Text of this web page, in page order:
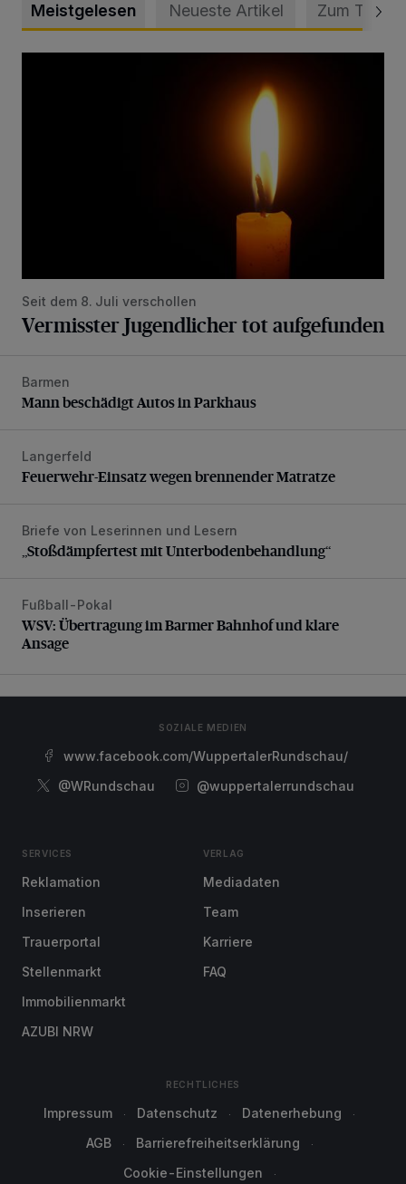
Meistgelesen Neueste Artikel Zum Thema
Seit dem 8. Juli verschollen
Vermisster Jugendlicher tot aufgefunden
Mann beschädigt Autos in Parkhaus
Barmen
Mann beschädigt Autos in Parkhaus
Feuerwehr-Einsatz wegen brennender Matratze
Langerfeld
Feuerwehr-Einsatz wegen brennender Matratze
„Stoßdämpfertest mit Unterbodenbehandlung“
Briefe von Leserinnen und Lesern
„Stoßdämpfertest mit Unterbodenbehandlung“
WSV: Übertragung im Barmer Bahnhof und klare Ansage
Fußball-Pokal
WSV: Übertragung im Barmer Bahnhof und klare
Ansage
SOZIALE MEDIEN
www.facebook.com/WuppertalerRundschau/
@WRundschau
@wuppertalerrundschau
SERVICES
Reklamation
Inserieren
Trauerportal
Stellenmarkt
Immobilienmarkt
AZUBI NRW
VERLAG
Mediadaten
Team
Karriere
FAQ
RECHTLICHES
Impressum Datenschutz
Datenerhebung
AGB
Barrierefreiheitserklärung
Cookie-Einstellungen